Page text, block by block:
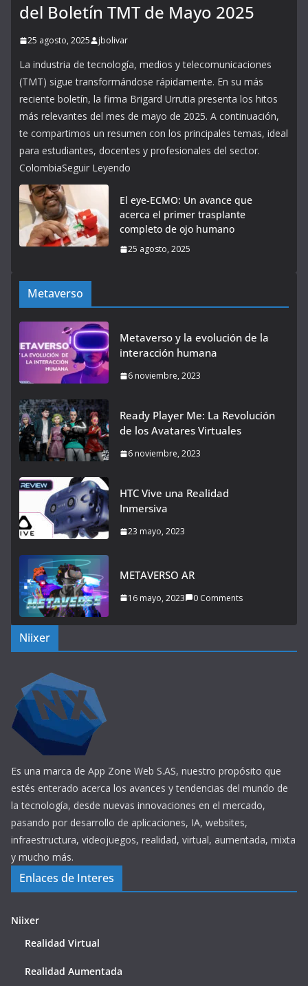
del Boletín TMT de Mayo 2025
25 agosto, 2025 jbolivar
La industria de tecnología, medios y telecomunicaciones
(TMT) sigue transformándose rápidamente. En su más
reciente boletín, la firma Brigard Urrutia presenta los hitos
más relevantes del mes de mayo de 2025. A continuación,
te compartimos un resumen con los principales temas, ideal
para estudiantes, docentes y profesionales del sector.
ColombiaSeguir Leyendo
El eye-ECMO: Un avance que
acerca el primer trasplante
completo de ojo humano
25 agosto, 2025
Metaverso
Metaverso y la evolución de la
interacción humana
6 noviembre, 2023
Ready Player Me: La Revolución
de los Avatares Virtuales
6 noviembre, 2023
HTC Vive una Realidad
Inmersiva
23 mayo, 2023
METAVERSO AR
16 mayo, 2023 0 Comments
Niixer
Es una marca de App Zone Web S.AS, nuestro propósito que
estés enterado acerca los avances y tendencias del mundo de
la tecnología, desde nuevas innovaciones en el mercado,
pasando por desarrollo de aplicaciones, IA, websites,
infraestructura, videojuegos, realidad, virtual, aumentada, mixta
y mucho más.
Enlaces de Interes
Niixer
Realidad Virtual
Realidad Aumentada